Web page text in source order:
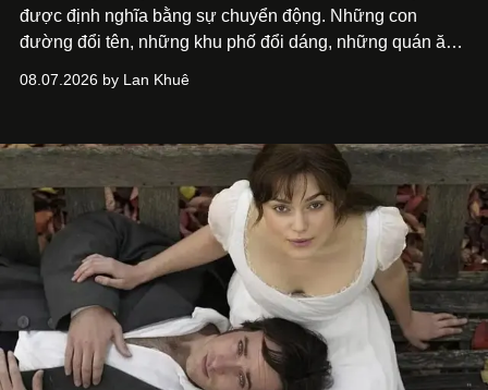
được định nghĩa bằng sự chuyển động. Những con
đường đổi tên, những khu phố đổi dáng, những quán ăn
nói về cái mới, về xu hướng tiếp theo, về những điều
08.07.2026 by Lan Khuê